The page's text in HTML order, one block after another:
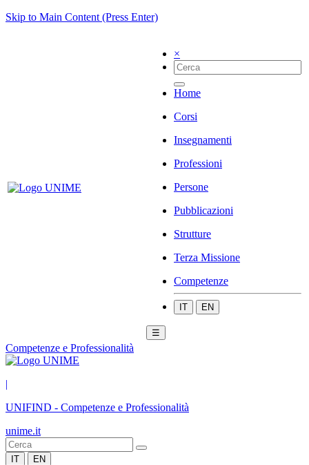
Skip to Main Content (Press Enter)
×
Home
Corsi
Insegnamenti
Professioni
Persone
Pubblicazioni
Strutture
Terza Missione
Competenze
IT EN
☰
Competenze e Professionalità
|
UNIFIND - Competenze e Professionalità
unime.it
IT EN